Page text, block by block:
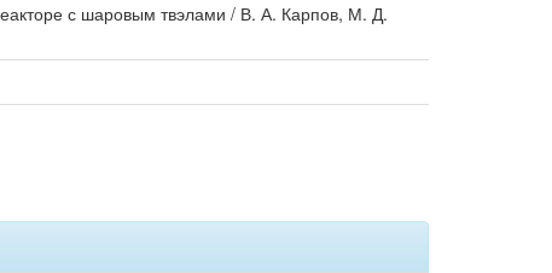
с шаровым твэлами / В. А. Карпов, М. Д.